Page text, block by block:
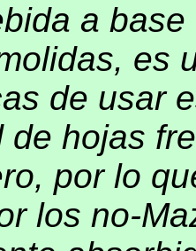
a
es
de usar
de hojas
por lo
los no-